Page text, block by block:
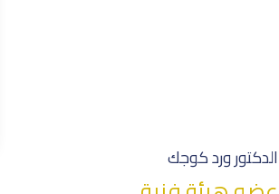
الدكتور ورد كوجك